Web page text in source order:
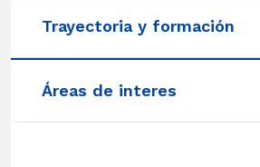
Trayectoria y formación
Áreas de interes